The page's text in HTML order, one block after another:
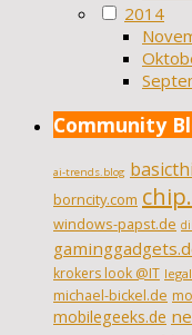
2014
Community
ai-trends.blog
borncity.com
windows-papst.de
krokers look @IT
michael-bickel.de
mobilegeeks.de